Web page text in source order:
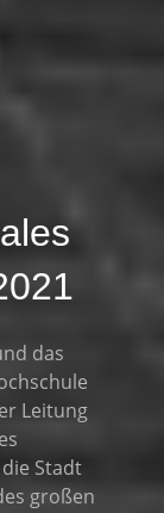
das
Leitung
Stadt
großen